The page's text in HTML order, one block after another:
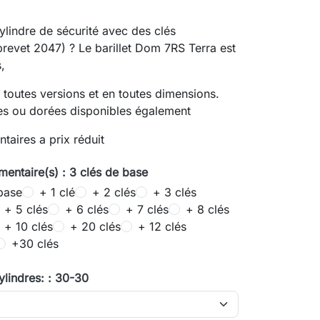
de sécurité avec des clés
2047) ? Le barillet Dom 7RS Terra est
versions et en toutes dimensions.
ou dorées disponibles également
a prix réduit
: 3 clés de base
+ 1 clé + 2 clés
+ 3 clés
+ 5 clés + 6 clés + 7 clés
+ 8 clés
+ 10 clés + 20 clés
+ 12 clés
+30 clés
: 30-30